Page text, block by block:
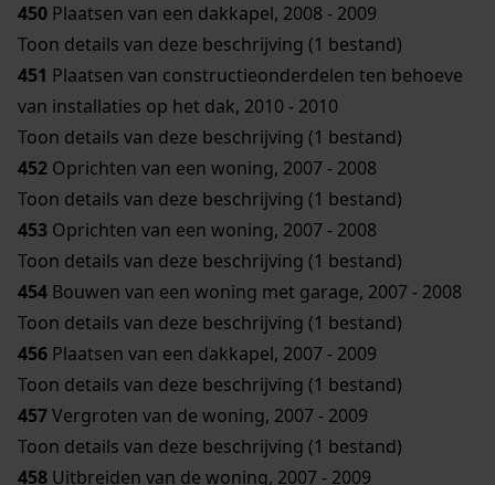
450 Plaatsen van een dakkapel, 2008 - 2009
Toon details van deze beschrijving (1 bestand)
451 Plaatsen van constructieonderdelen ten behoeve
van installaties op het dak, 2010 - 2010
Toon details van deze beschrijving (1 bestand)
452 Oprichten van een woning, 2007 - 2008
Toon details van deze beschrijving (1 bestand)
453 Oprichten van een woning, 2007 - 2008
Toon details van deze beschrijving (1 bestand)
454 Bouwen van een woning met garage, 2007 - 2008
Toon details van deze beschrijving (1 bestand)
456 Plaatsen van een dakkapel, 2007 - 2009
Toon details van deze beschrijving (1 bestand)
457Vergroten van de woning, 2007 - 2009
Toon details van deze beschrijving (1 bestand)
458 Uitbreiden van de woning, 2007 - 2009